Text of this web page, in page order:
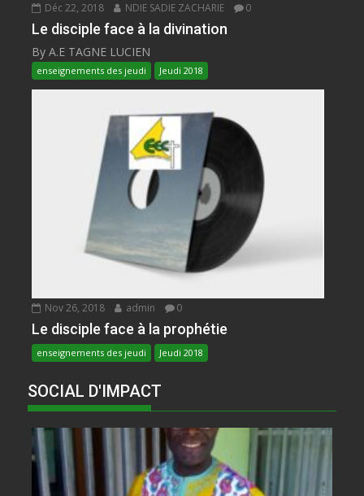
Déc 22, 2018 NDIE SADIE ZACHARIE 0
Le disciple face à la divination
By A.E TAGNE LUCIEN
enseignements des jeudi Jeudi 2018
Nov 26, 2018 admin 0
Le disciple face à la prophétie
enseignements des jeudi Jeudi 2018
SOCIAL D'IMPACT